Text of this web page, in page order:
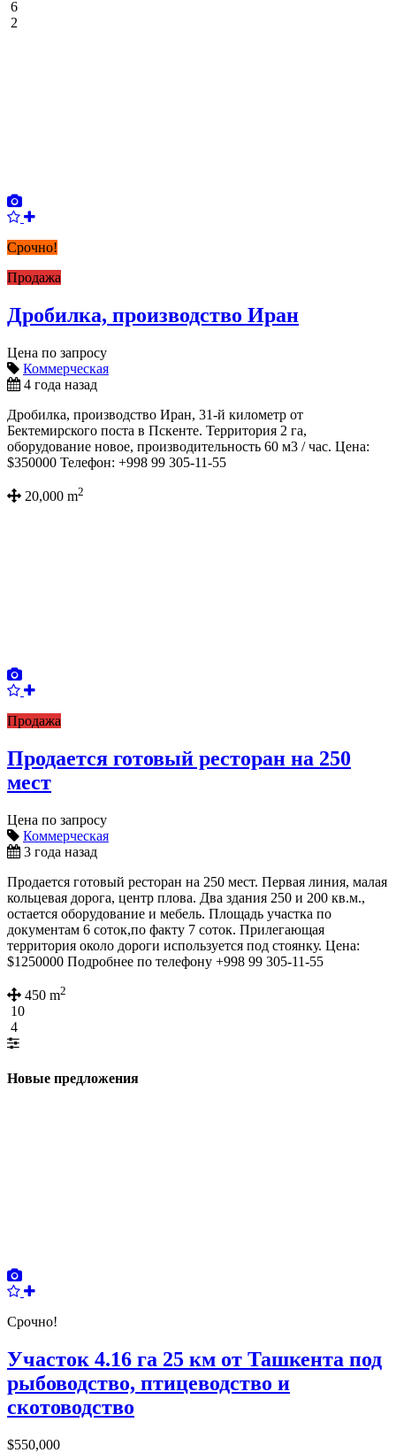
6
2
Срочно!
Продажа
Дробилка, производство Иран
Цена по запросу
Коммерческая
4 года назад
Дробилка, производство Иран, 31-й километр от
Бектемирского поста в Пскенте. Территория 2 га,
оборудование новое, производительность 60 м3 / час. Цена:
$350000 Телефон: +998 99 305-11-55
20,000 m2
Продажа
Продается готовый ресторан на 250
мест
Цена по запросу
Коммерческая
3 года назад
Продается готовый ресторан на 250 мест. Первая линия, малая
кольцевая дорога, центр плова. Два здания 250 и 200 кв.м.,
остается оборудование и мебель. Площадь участка по
документам 6 соток,по факту 7 соток. Прилегающая
территория около дороги используется под стоянку. Цена:
$1250000 Подробнее по телефону +998 99 305-11-55
450 m2
10
4
Новые предложения
Срочно!
Участок 4.16 га 25 км от Ташкента под
рыбоводство, птицеводство и
скотоводство
$550,000